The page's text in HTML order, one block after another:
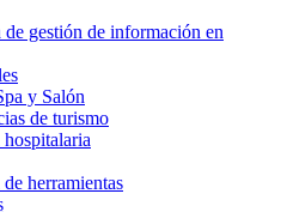
de gestión de información en
y Salón
de turismo
herramientas